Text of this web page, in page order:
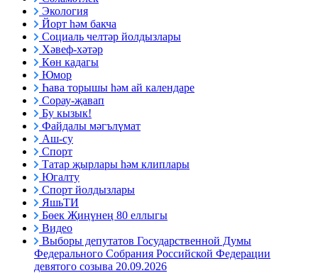
Экология
Йорт һәм бакча
Социаль челтәр йолдызлары
Хәвеф-хәтәр
Көн кадагы
Юмор
Һава торышы һәм ай календаре
Сорау-җавап
Бу кызык!
Файдалы мәгълүмат
Аш-су
Спорт
Татар җырлары һәм клиплары
Югалту
Спорт йолдызлары
ЯшьТИ
Бөек Җиңүнең 80 еллыгы
Видео
Выборы депутатов Государственной Думы
Федерального Собрания Российской Федерации
девятого созыва 20.09.2026